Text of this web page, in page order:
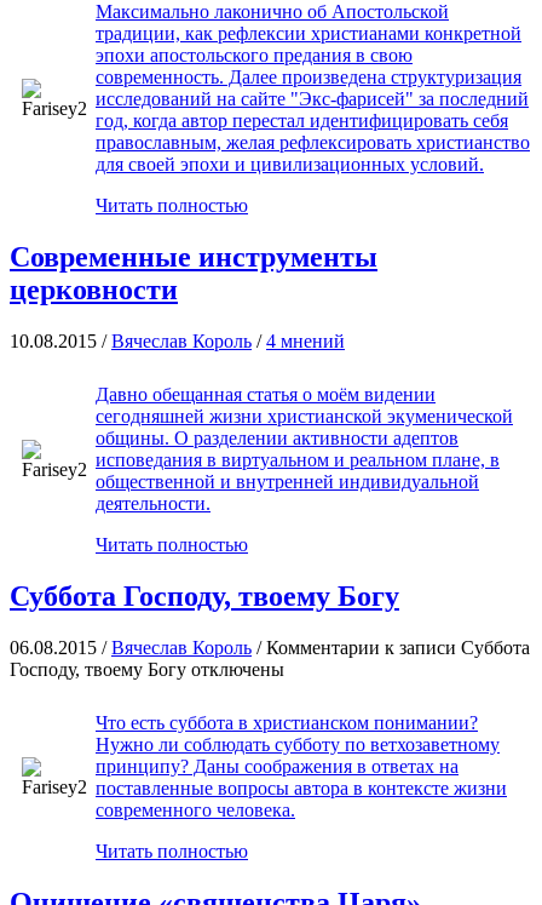
Максимально лаконично об Апостольской
традиции, как рефлексии христианами конкретной
эпохи апостольского предания в свою
современность. Далее произведена структуризация
исследований на сайте "Экс-фарисей" за последний
год, когда автор перестал идентифицировать себя
православным, желая рефлексировать христианство
для своей эпохи и цивилизационных условий.
Читать полностью
Современные инструменты
церковности
10.08.2015 /Вячеслав Король /4 мнений
Давно обещанная статья о моём видении
сегодняшней жизни христианской экуменической
общины. О разделении активности адептов
исповедания в виртуальном и реальном плане, в
общественной и внутренней индивидуальной
деятельности.
Читать полностью
Суббота Господу, твоему Богу
06.08.2015 /Вячеслав Король /Комментарии к записи Суббота
Господу, твоему Богу отключены
Что есть суббота в христианском понимании?
Нужно ли соблюдать субботу по ветхозаветному
принципу? Даны соображения в ответах на
поставленные вопросы автора в контексте жизни
современного человека.
Читать полностью